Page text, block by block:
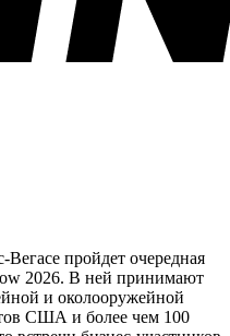
пройдет очередная
2026. В ней принимают
и околооружейной
США и более чем 100